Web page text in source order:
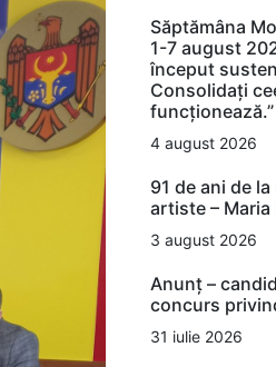
Săptămâna
1-7 august
început
Consolidați
funcționează.”
4 august 2026
91 de ani de
artiste – Maria
3 august 2026
Anunț –
concurs
31 iulie 2026